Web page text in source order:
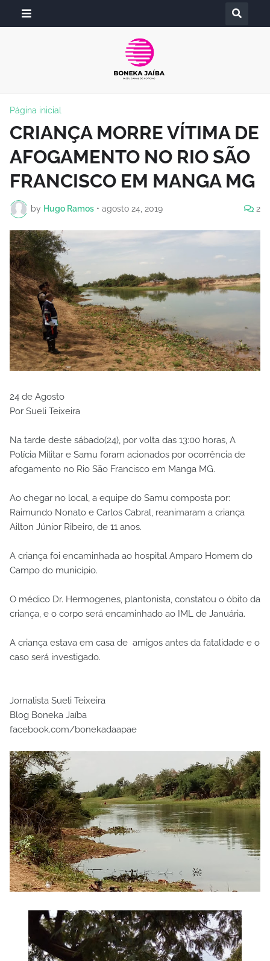
Página inicial
CRIANÇA MORRE VÍTIMA DE
AFOGAMENTO NO RIO SÃO
FRANCISCO EM MANGA MG
by Hugo Ramos • agosto 24, 2019 2
24 de Agosto
Por Sueli Teixeira
Na tarde deste sábado(24), por volta das 13:00 horas, A
Polícia Militar e Samu foram acionados por ocorrência de
afogamento no Rio São Francisco em Manga MG.
Ao chegar no local, a equipe do Samu composta por:
Raimundo Nonato e Carlos Cabral, reanimaram a criança
Ailton Júnior Ribeiro, de 11 anos.
A criança foi encaminhada ao hospital Amparo Homem do
Campo do município.
O médico Dr. Hermogenes, plantonista, constatou o óbito da
criança, e o corpo será encaminhado ao IML de Januária.
A criança estava em casa de amigos antes da fatalidade e o
caso será investigado.
Jornalista Sueli Teixeira
Blog Boneka Jaíba
facebook.com/bonekadaapae